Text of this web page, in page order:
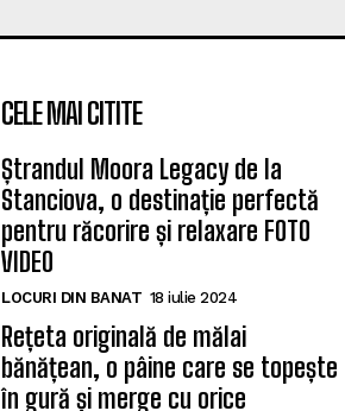
CELE MAI CITITE
Ștrandul Moora Legacy de la
Stanciova, o destinație perfectă
pentru răcorire și relaxare FOTO
VIDEO
LOCURI DIN BANAT 18 iulie 2024
Rețeta originală de mălai
bănățean, o pâine care se topește
în gură și merge cu orice